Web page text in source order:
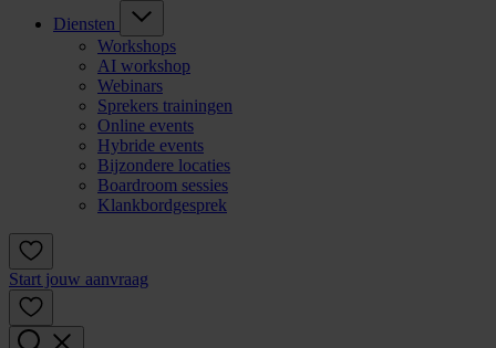
Diensten
Workshops
AI workshop
Webinars
Sprekers trainingen
Online events
Hybride events
Bijzondere locaties
Boardroom sessies
Klankbordgesprek
Start jouw aanvraag